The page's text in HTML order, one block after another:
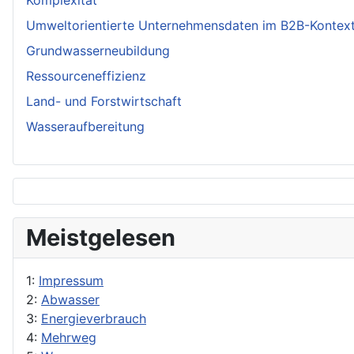
Umweltorientierte Unternehmensdaten im B2B-
Grundwasserneubildung
Ressourceneffizienz
Land- und Forstwirtschaft
Wasseraufbereitung
Meistgelesen
1: Impressum
2: Abwasser
3: Energieverbrauch
4: Mehrweg